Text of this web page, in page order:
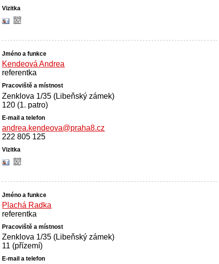
Kendeová Andrea
referentka
Zenklova 1/35 (Libeňský zámek)
120 (1. patro)
andrea.kendeova@praha8.cz
222 805 125
Plachá Radka
referentka
Zenklova 1/35 (Libeňský zámek)
11 (přízemí)